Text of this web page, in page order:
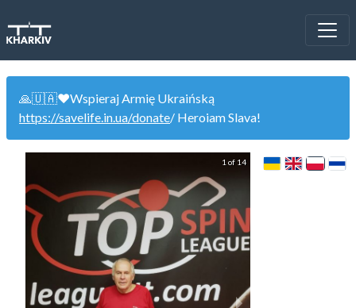
🙏🇺🇦❤️Wspieraj Armię Ukraińską
https://savelife.in.ua/donate/ Heroiam Slava!
1 of 14